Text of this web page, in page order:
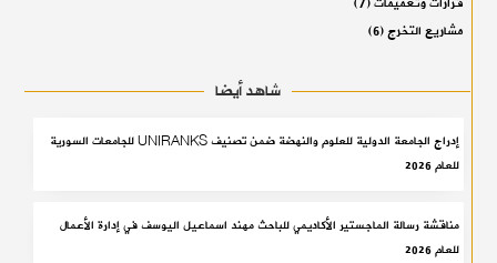
مشاريع التخرج(6)
شاهد أيضا
إدراج الجامعة الدولية للعلوم والنهضة ضمن تصنيف UNIRANKS للجامعات السورية
للعام 2026
مناقشة رسالة الماجستير الأكاديمي للباحث مهند اسماعيل اليوسف في إدارة الأعمال
للعام 2026